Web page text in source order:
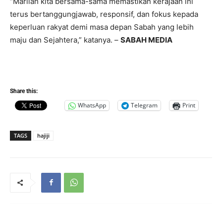
terus bertanggungjawab, responsif, dan fokus kepada
keperluan rakyat demi masa depan Sabah yang lebih
maju dan Sejahtera,” katanya. – SABAH MEDIA
Share this:
WhatsApp Telegram Print
TAGS hajiji